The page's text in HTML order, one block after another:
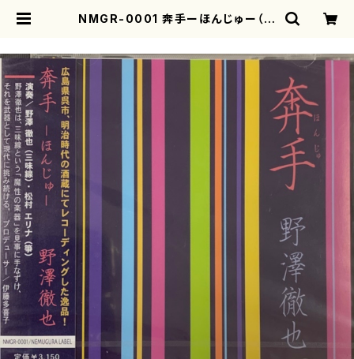
NMGR-0001 奔手ーほんじゅー（三
rearth